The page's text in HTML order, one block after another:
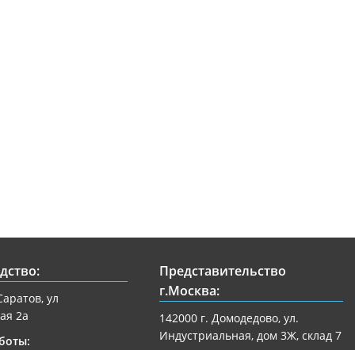
ул
2а
Представительство
г.Москва:
142000 г. Домодедово, ул.
Индустриальная, дом 3Ж, склад 7